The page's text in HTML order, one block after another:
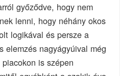
győződve, hogy nem
lenni, hogy néhány okos
logikával és persze a
elemzés nagyágyúival még
is szépen